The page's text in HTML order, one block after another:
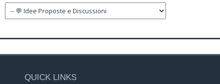
QUICK LINKS